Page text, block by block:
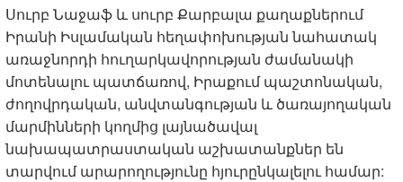
Սուրբ Նաջաֆ և սուրբ Քարբալա քաղաքներում
Իրանի Իսլամական հեղափոխության նահատակ
առաջնորդի հուղարկավորության ժամանակի
մոտենալու պատճառով, Իրաքում պաշտոնական,
ժողովրդական, անվտանգության և ծառայողական
մարմինների կողմից լայնածավալ
նախապատրաստական աշխատանքներ են
տարվում արարողությունը հյուրընկալելու համար: